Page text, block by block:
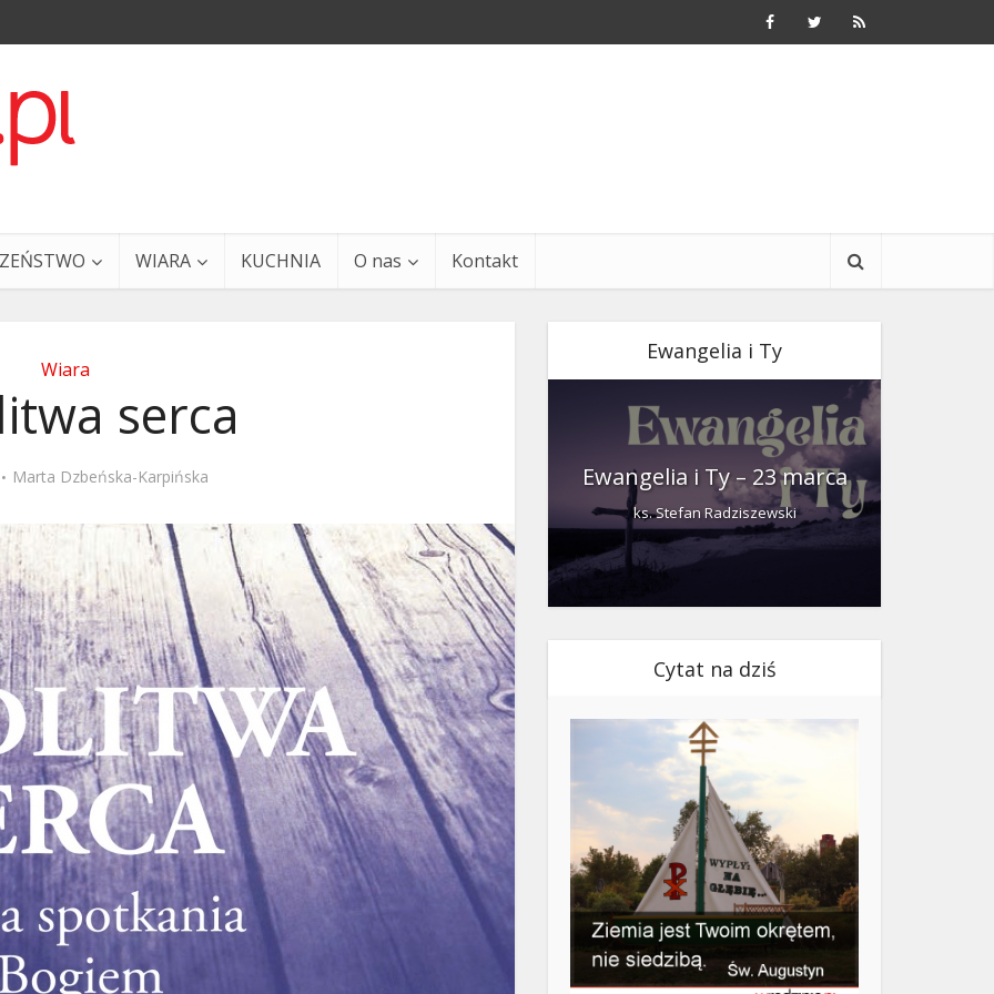
WIARA KUCHNIA O nas Kontakt
Wiara
serca
Marta Dzbeńska-Karpińska
Ewangelia i Ty
i Ty – 29 grudnia Ewangelia i Ty – 23 marca
ks. Stefan Radziszewski
Cytat na dziś